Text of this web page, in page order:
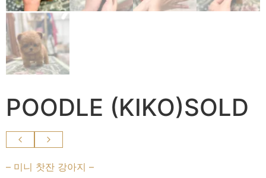
POODLE (KIKO)SOLD
– 미니 찻잔 강아지 –